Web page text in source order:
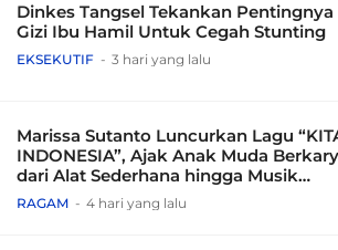
Dinkes Tangsel Tekankan Pentingnya
Gizi Ibu Hamil Untuk Cegah Stunting
EKSEKUTIF 3 hari yang lalu
Marissa Sutanto Luncurkan Lagu
INDONESIA”, Ajak Anak Muda
dari Alat Sederhana hingga Musik
Tradisional
RAGAM 4 hari yang lalu